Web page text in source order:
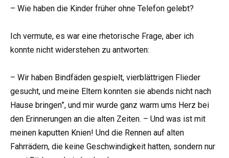
– Wie haben die Kinder früher ohne Telefon gelebt?
Ich vermute, es war eine rhetorische Frage, aber ich
konnte nicht widerstehen zu antworten:
– Wir haben Bindfäden gespielt, vierblättrigen Flieder
gesucht, und meine Eltern konnten sie abends nicht nach
Hause bringen”, und mir wurde ganz warm ums Herz bei
den Erinnerungen an die alten Zeiten. – Und was ist mit
meinen kaputten Knien! Und die Rennen auf alten
Fahrrädern, die keine Geschwindigkeit hatten, sondern nur